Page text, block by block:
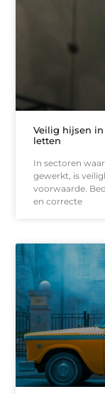
Veilig hijsen
letten
In sectoren
gewerkt, is
voorwaarde.
en correcte